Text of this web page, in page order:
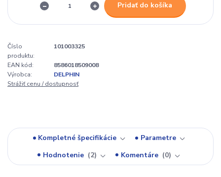
Pridať do košíka
Číslo
produktu:
101003325
EAN kód:
8586018509008
Výrobca:
DELPHIN
Strážiť cenu / dostupnosť
Kompletné špecifikácie
Parametre
Hodnotenie
2 Komentáre 0